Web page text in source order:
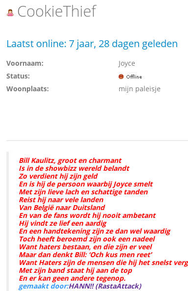
CookieThief
Laatst online: 7 jaar, 28 dagen geleden
Voornaam:
Joyce
Status:
Woonplaats:
mijn paleisje
Bill Kaulitz, groot en charmant
Is in de showbizz wereld belandt
Zo verdient hij zijn geld
En is hij de persoon waarbij Joyce smelt
Met zijn lieve lach en schattige tanden
Reist hij naar vele landen
Van België naar Duitsland
En van de fans wordt hij nooit ambetant
Hij vindt ze lief een aardig
En een handtekening zijn ze dan wel waardig
Toch heeft beroemd zijn ook een nadeel
Want haters bestaan, en die zijn er veel
Maar dan denkt Bill: ‘Och kus men reet’
Want Haters zijn de mensen die hij het snelst
Met zijn band staat hij aan de top
En er kan geen andere tegenop.
gemaakt door:HANN!! (RastaAttack)